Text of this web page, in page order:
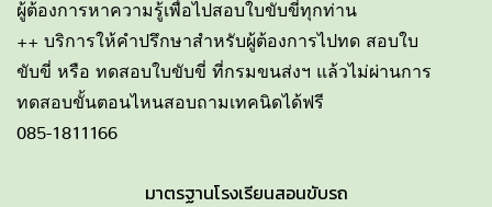
ผู้ต้องการหาความรู้เพื่อไปสอบใบขับขี่ทุกท่าน
++ บริการให้คำปรึกษาสำหรับผู้ต้องการไปทด สอบใบ
ขับขี่ หรือ ทดสอบใบขับขี่ ที่กรมขนส่งฯ แล้วไม่ผ่านการ
ทดสอบขั้นตอนไหนสอบถามเทคนิดได้ฟรี
085-1811166
มาตรฐานโรงเรียนสอนขับรถ